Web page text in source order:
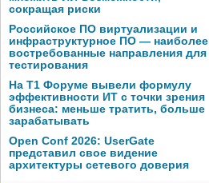
сокращая риски
Российское ПО виртуализации и
инфраструктурное ПО — наиболее
востребованные направления для
тестирования
На Т1 Форуме вывели формулу
эффективности ИТ с точки зрения
бизнеса: меньше тратить, больше
зарабатывать
Open Conf 2026: UserGate
представил свое видение
архитектуры сетевого доверия